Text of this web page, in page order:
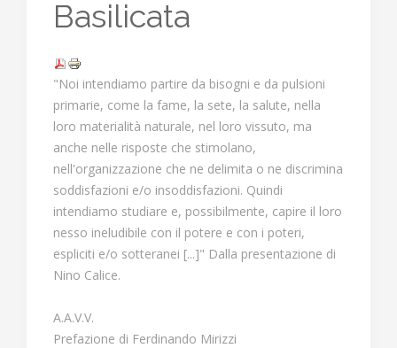
Basilicata
"Noi intendiamo partire da bisogni e da pulsioni
primarie, come la fame, la sete, la salute, nella
loro materialità naturale, nel loro vissuto, ma
anche nelle risposte che stimolano,
nell'organizzazione che ne delimita o ne discrimina
soddisfazioni e/o insoddisfazioni. Quindi
intendiamo studiare e, possibilmente, capire il loro
nesso ineludibile con il potere e con i poteri,
espliciti e/o sotteranei [...]" Dalla presentazione di
Nino Calice.
A.A.V.V.
Prefazione di Ferdinando Mirizzi